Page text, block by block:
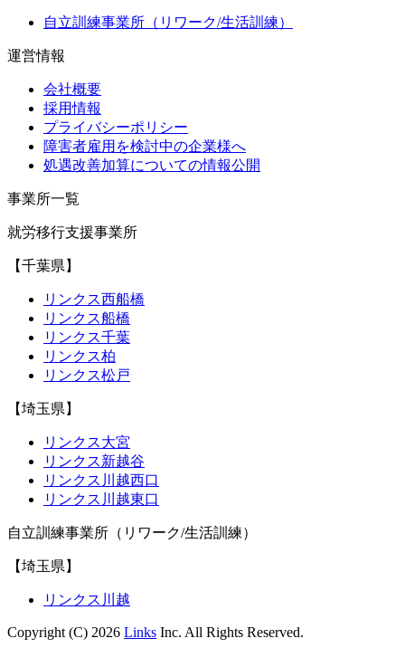
自立訓練事業所（リワーク/生活訓練）
運営情報
会社概要
採用情報
プライバシーポリシー
障害者雇用を検討中の企業様へ
処遇改善加算についての情報公開
事業所一覧
就労移行支援事業所
【千葉県】
リンクス西船橋
リンクス船橋
リンクス千葉
リンクス柏
リンクス松戸
【埼玉県】
リンクス大宮
リンクス新越谷
リンクス川越西口
リンクス川越東口
自立訓練事業所（リワーク/生活訓練）
【埼玉県】
リンクス川越
Copyright (C) 2026 Links Inc. All Rights Reserved.